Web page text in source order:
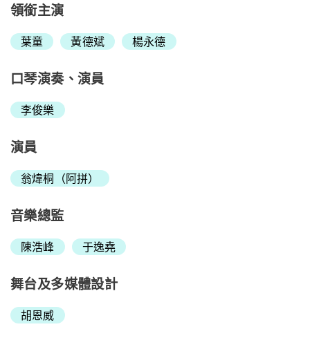
領銜主演
葉童 黃德斌 楊永德
口琴演奏、演員
李俊樂
演員
翁煒桐（阿拼）
音樂總監
陳浩峰 于逸堯
舞台及多媒體設計
胡恩威